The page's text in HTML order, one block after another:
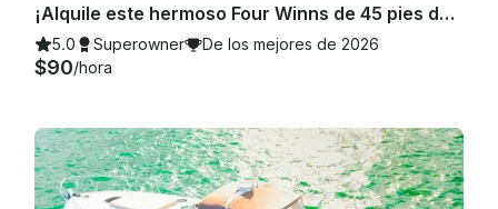
¡Alquile este hermoso Four Winns de 45 pies de descuento con 100$ o una moto acuática GRATIS de lunes a viernes!
5.0 Superowner De los mejores de 2026
$90/hora